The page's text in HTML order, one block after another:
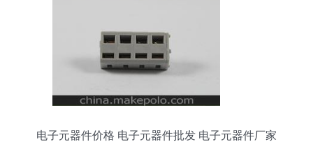
电子元器件价格 电子元器件批发 电子元器件厂家